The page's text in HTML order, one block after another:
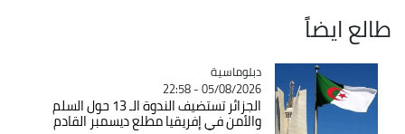
طالع ايضاً
Catégorie
دبلوماسية
05/08/2026 - 22:58
الجزائر تستضيف الندوة الـ 13 حول السلم
والأمن في إفريقيا مطلع ديسمبر القادم